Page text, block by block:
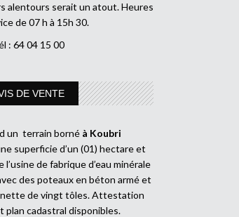
alentours serait un atout. Heures
de 07 h à 15h 30.
: 64 04 15 00
DE VENTE
un terrain borné à Koubri
superficie d’un (01) hectare et
de fabrique d’eau minérale
des poteaux en béton armé et
de vingt tôles. Attestation
plan cadastral disponibles.